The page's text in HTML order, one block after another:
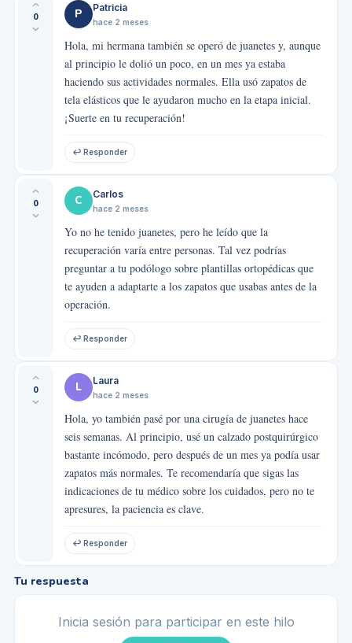
0 P Patricia
hace 2 meses
Hola, mi hermana también se operó de juanetes y, aunque
al principio le dolió un poco, en un mes ya estaba
haciendo sus actividades normales. Ella usó zapatos de
tela elásticos que le ayudaron mucho en la etapa inicial.
¡Suerte en tu recuperación!
↩ Responder
0 C Carlos
hace 2 meses
Yo no he tenido juanetes, pero he leído que la
recuperación varía entre personas. Tal vez podrías
preguntar a tu podólogo sobre plantillas ortopédicas que
te ayuden a adaptarte a los zapatos que usabas antes de la
operación.
↩ Responder
0 L Laura
hace 2 meses
Hola, yo también pasé por una cirugía de juanetes hace
seis semanas. Al principio, usé un calzado postquirúrgico
bastante incómodo, pero después de un mes ya podía usar
zapatos más normales. Te recomendaría que sigas las
indicaciones de tu médico sobre los cuidados, pero no te
apresures, la paciencia es clave.
↩ Responder
Tu respuesta
Inicia sesión para participar en este hilo